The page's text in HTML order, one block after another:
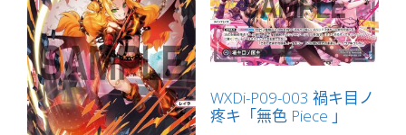
古
代
兵
器
LV1
無
WXDi-P09-003 禍キ目ノ
疼キ「無色 Piece 」